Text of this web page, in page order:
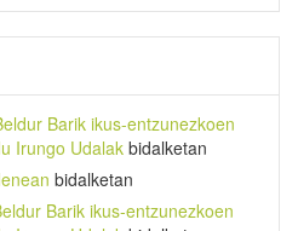
Barik ikus-entzunezkoen
Irungo Udalak bidalketan
bidalketan
Barik ikus-entzunezkoen